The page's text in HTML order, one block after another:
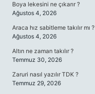
Boya lekesini ne çıkarır ?
Ağustos 4, 2026
Araca hız sabitleme takılır mı ?
Ağustos 4, 2026
Altın ne zaman takılır ?
Temmuz 30, 2026
Zaruri nasıl yazılır TDK ?
Temmuz 29, 2026